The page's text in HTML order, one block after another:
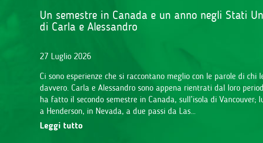
Un semestre in Canada e un anno negli Stati
di Carla e Alessandro
27 Luglio 2026
Ci sono esperienze che si raccontano meglio con le parole di chi
davvero. Carla e Alessandro sono appena rientrati dal loro
ha fatto il secondo semestre in Canada, sull’isola di Vancouver;
a Henderson, in Nevada, a due passi da Las…
Leggi tutto